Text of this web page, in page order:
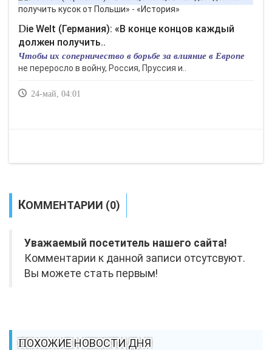
Die Welt (Германия): «В конце концов каждый
должен получить..
Чтобы их соперничество в борьбе за влияние в Европе
не переросло в войну, Россия, Пруссия и..
24-май, 04:01
КОММЕНТАРИИ (0)
Уважаемый посетитель нашего сайта!
Комментарии к данной записи отсутсвуют.
Вы можете стать первым!
ПОХОЖИЕ НОВОСТИ ДНЯ